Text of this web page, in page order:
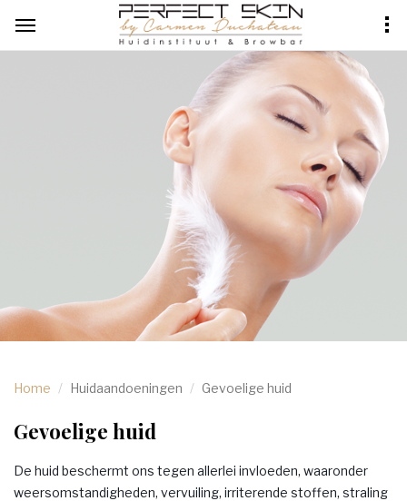
Home Huidaandoeningen Gevoelige huid
Gevoelige huid
De huid beschermt ons tegen allerlei invloeden, waaronder
weersomstandigheden, vervuiling, irriterende stoffen, straling